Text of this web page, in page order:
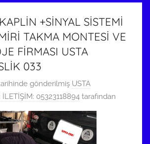
+SİNYAL SİSTEMİ
TAKMA MONTESİ VE
FİRMASI USTA
033
gönderilmiş USTA
05323118894 tarafından